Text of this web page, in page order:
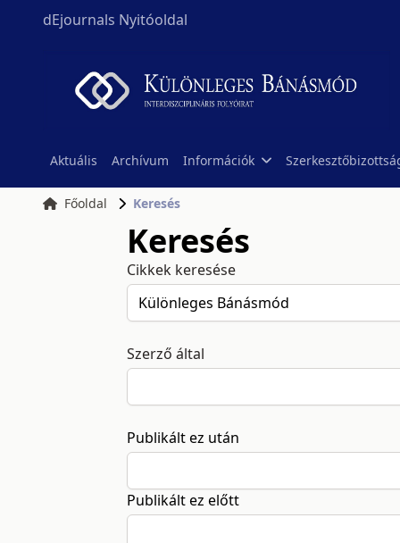
dEjournals Nyitóoldal
Aktuális Archívum Információk
Főoldal Keresés
Keresés
Cikkek keresése
Szerző által
Publikált ez után
Publikált ez előtt